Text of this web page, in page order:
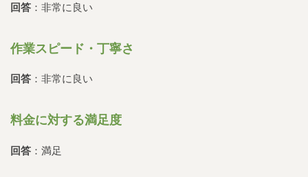
回答 ：非常に良い
作業スピード・丁寧さ
回答 ：非常に良い
料金に対する満足度
回答 ：満足